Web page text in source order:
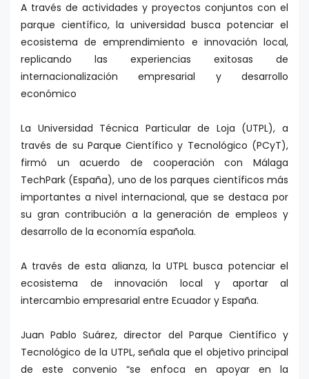
A través de actividades y proyectos conjuntos con el
parque científico, la universidad busca potenciar el
ecosistema de emprendimiento e innovación local,
replicando las experiencias exitosas de
internacionalización empresarial y desarrollo
económico
La Universidad Técnica Particular de Loja (UTPL), a
través de su Parque Científico y Tecnológico (PCyT),
firmó un acuerdo de cooperación con Málaga
TechPark (España), uno de los parques científicos más
importantes a nivel internacional, que se destaca por
su gran contribución a la generación de empleos y
desarrollo de la economía española.
A través de esta alianza, la UTPL busca potenciar el
ecosistema de innovación local y aportar al
intercambio empresarial entre Ecuador y España.
Juan Pablo Suárez, director del Parque Científico y
Tecnológico de la UTPL, señala que el objetivo principal
de este convenio “se enfoca en apoyar en la